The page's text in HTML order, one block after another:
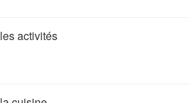
les activités